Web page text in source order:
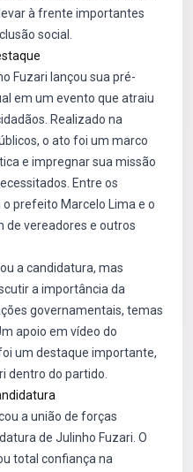
à frente importantes
social.
Fuzari lançou sua pré-
em um evento que atraiu
Realizado na
o ato foi um marco
e impregnar sua missão
Entre os
prefeito Marcelo Lima e o
de vereadores e outros
a candidatura, mas
a importância da
governamentais, temas
apoio em vídeo do
um destaque importante,
dentro do partido.
a união de forças
de Julinho Fuzari. O
total confiança na